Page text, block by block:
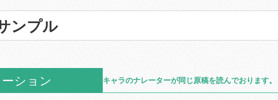
ドする
ンプル
ション キャラのナレーターが同じ原稿を読んでおります。